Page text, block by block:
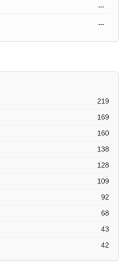
...
...
219
169
160
138
128
109
92
68
43
42